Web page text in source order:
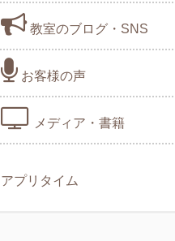
教室のブログ・SNS
お客様の声
メディア・書籍
アプリタイム